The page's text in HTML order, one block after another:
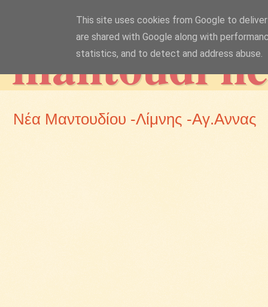
mantoudi
Νέα Μαντουδίου -Λίμνης -Αγ.Αννας
This site uses cookies from Google to
are shared with Google along with
statistics, and to detect and address abuse.